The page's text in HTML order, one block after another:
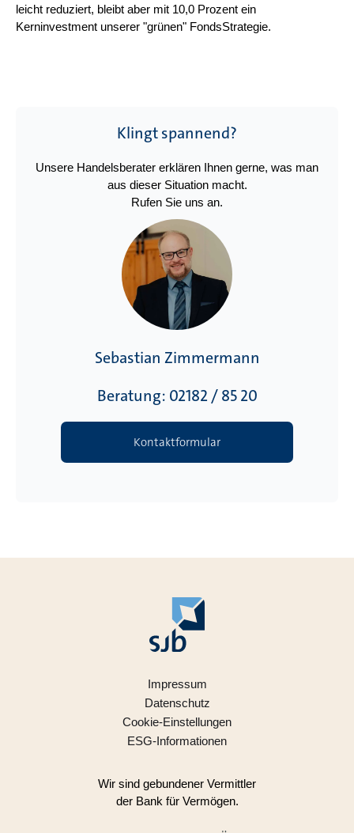
leicht reduziert, bleibt aber mit 10,0 Prozent ein
Kerninvestment unserer "grünen" FondsStrategie.
Klingt spannend?
Unsere Handelsberater erklären Ihnen gerne, was man
aus dieser Situation macht.
Rufen Sie uns an.
Sebastian Zimmermann
Beratung: 02182 / 85 20
Kontaktformular
Impressum
Datenschutz
Cookie-Einstellungen
ESG-Informationen
Wir sind gebundener Vermittler
der Bank für Vermögen.